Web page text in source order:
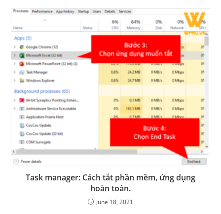
Task manager: Cách tắt phần mềm, ứng dụng
hoàn toàn.
June 18, 2021